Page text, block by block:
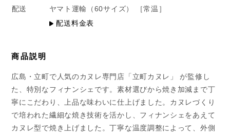
配送 ヤマト運輸 （60サイズ）
［常温］
配送料金表
商品説明
広島・立町で人気のカヌレ専門店「立町カヌレ」 が監修し
た、特別なフィナンシェです。素材選びから焼き加減まで丁
寧にこだわり、上品な味わいに仕上げました。カヌレづくり
で培われた繊細な焼き技術を活かし、フィナンシェをあえて
カヌレ型で焼き上げました。丁寧な温度調整によって、外側